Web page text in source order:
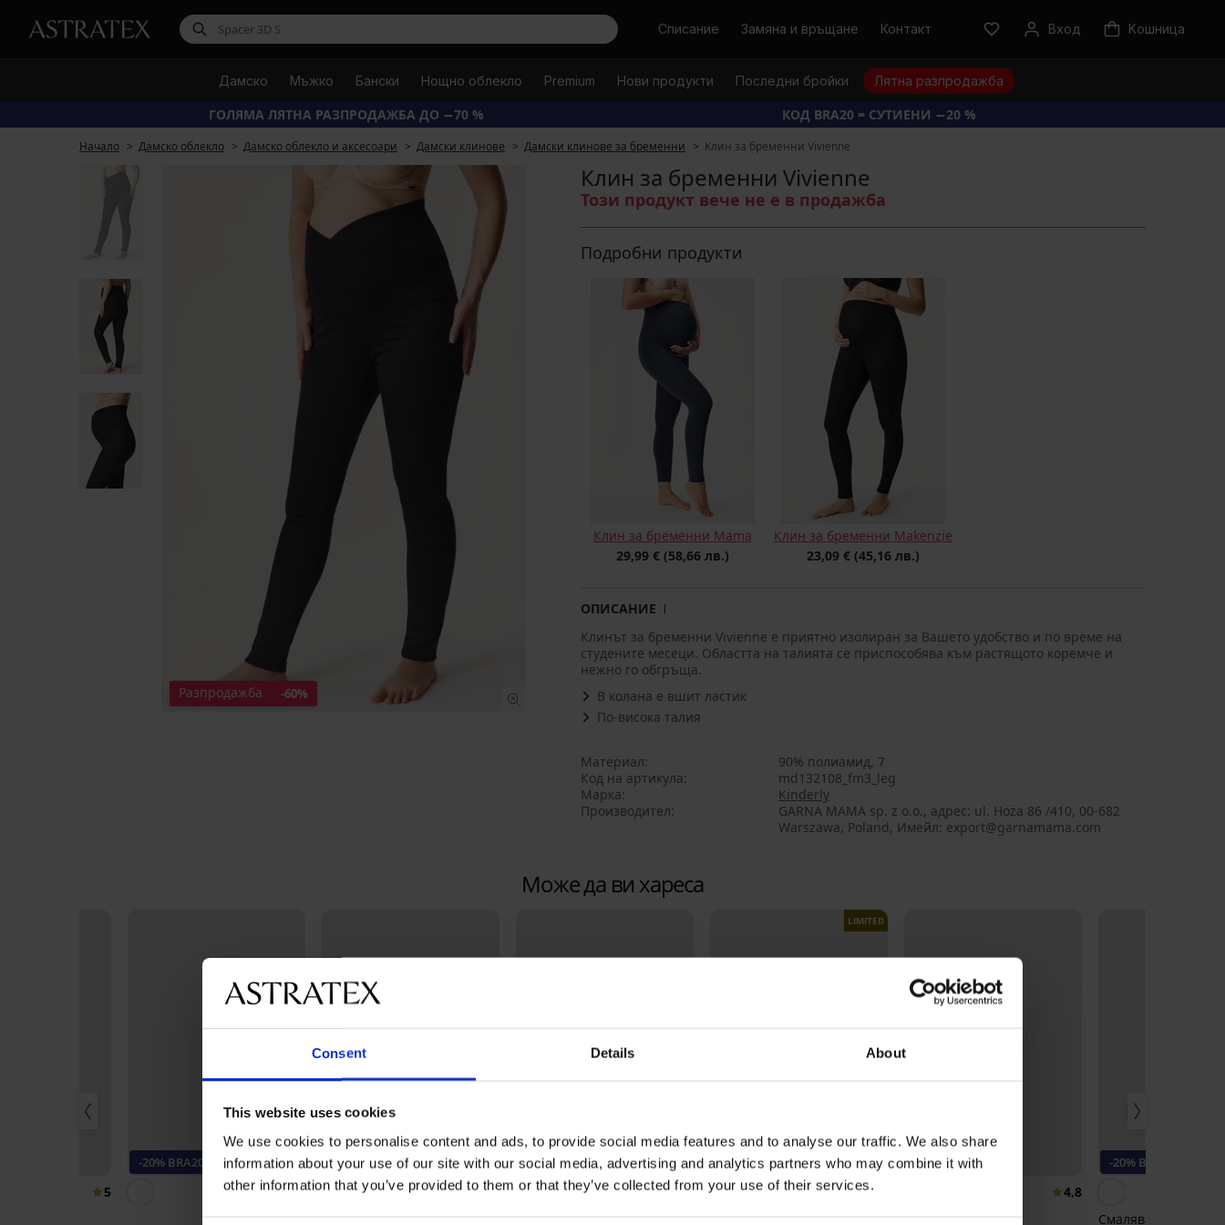
Consent Details About
This website uses cookies
We use cookies to personalise content and ads, to provide social media features and to analyse our traffic. We also share
information about your use of our site with our social media, advertising and analytics partners who may combine it with
other information that you’ve provided to them or that they’ve collected from your use of their services.
ТърсиСписание Замяна и връщане Контакт Вход Kошница
Дамско Мъжко Бански Нощно облекло Premium Нови продукти Последни бройки Лятна разпродажба
ГОЛЯМА ЛЯТНА РАЗПРОДАЖБА ДО −70 % КОД BRA20 = СУТИЕНИ −20 %
Начало Дамско облекло Дамско облекло и аксесоари Дамски клинове Дамски клинове за бременни Клин за бременни Vivienne
Разпродажба -60%
Клин за бременни Vivienne
Този продукт вече не е в продажба
Подробни продукти
Клин за бременни Mama
29,99 € (58,66 лв.)
Клин за бременни Makenzie
23,09 € (45,16 лв.)
ОПИСАНИЕ
Клинът за бременни Vivienne е приятно изолиран за Вашето удобство и по време на
студените месеци. Областта на талията се приспособява към растящото коремче и
нежно го обгръща.
В колана е вшит ластик
По-висока талия
Материал
90% полиамид, 7
Код на артикула
md132108_fm3_leg
Марка
Kinderly
Производител
GARNA MAMA sp. z o.o., aдрес: ul. Hoża 86 /410, 00-682
Warszawa, Poland, Имейл: export@garnamama.com
Може да ви хареса
5
-20% BRA20
4,9
3+1 БЕЗПЛАТНО
3,5
Класически бикини
-20% BRA20
4,9
Сутиен Spacer Flexicup
Отстъпка -50%
LIMITED
Горнище на бързосъхнещ
Bestseller
4,8
Сутиен DIVA by IVA
-20% BRA20
Смаляващ сутиен